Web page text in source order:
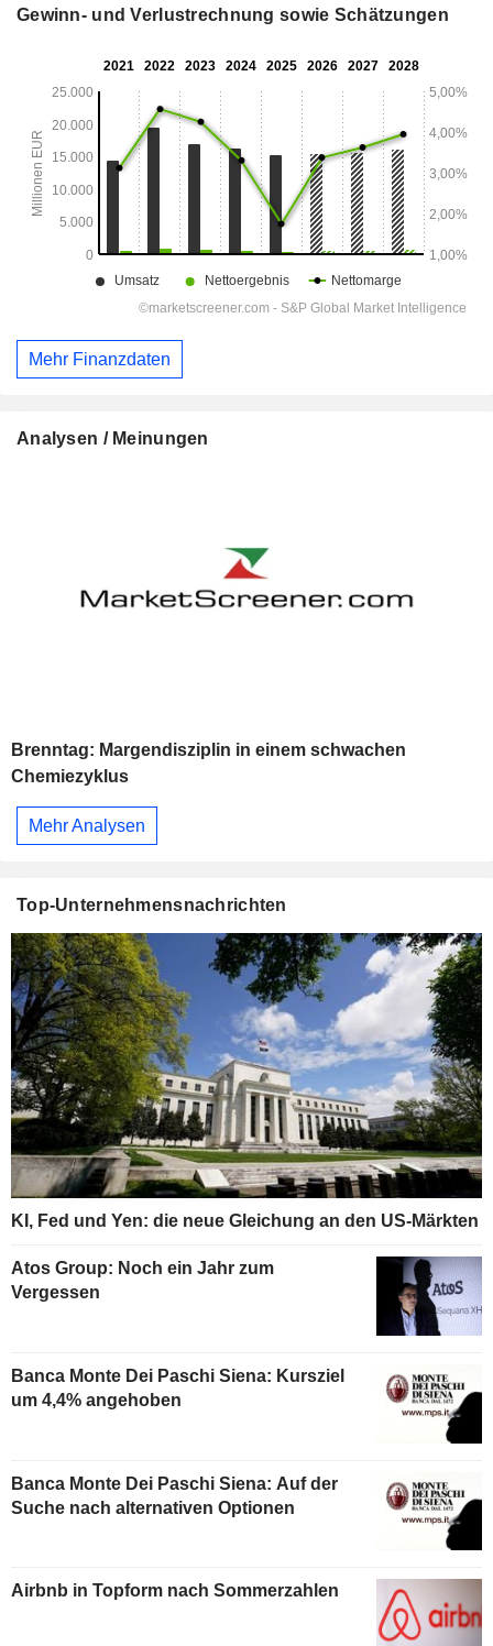
Gewinn- und Verlustrechnung sowie Schätzungen
Mehr Finanzdaten
Analysen / Meinungen
Brenntag: Margendisziplin in einem schwachen
Chemiezyklus
Mehr Analysen
Top-Unternehmensnachrichten
KI, Fed und Yen: die neue Gleichung an den US-Märkten
Atos Group: Noch ein Jahr zum
Vergessen
Banca Monte Dei Paschi Siena: Kursziel
um 4,4% angehoben
Banca Monte Dei Paschi Siena: Auf der
Suche nach alternativen Optionen
Airbnb in Topform nach Sommerzahlen